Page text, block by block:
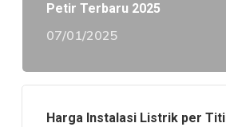
Petir Terbaru 2025
07/01/2025
Harga Instalasi Listrik per